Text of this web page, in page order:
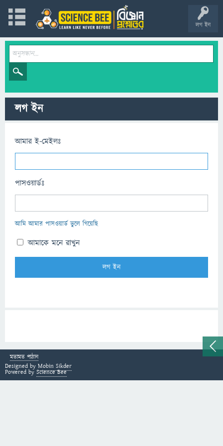
লগ ইন
লগ ইন
আমার ই-মেইলঃ
পাসওয়ার্ডঃ
আমি আমার পাসওয়ার্ড ভুলে গিয়েছি
আমাকে মনে রাখুন
মতামত পাঠান
Designed by Mobin Sikder
Powered by Science Bee